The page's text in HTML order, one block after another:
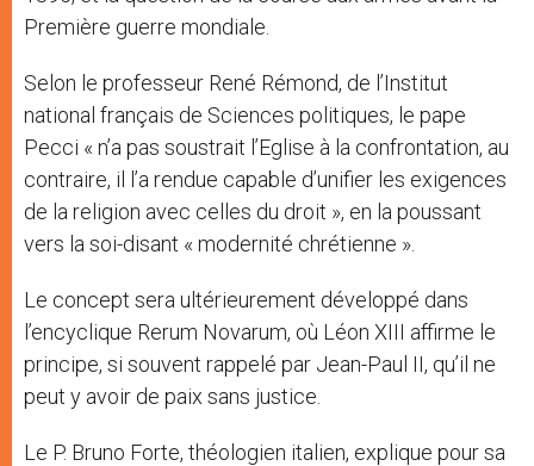
Première guerre mondiale.
Selon le professeur René Rémond, de l’Institut
national français de Sciences politiques, le pape
Pecci « n’a pas soustrait l’Eglise à la confrontation, au
contraire, il l’a rendue capable d’unifier les exigences
de la religion avec celles du droit », en la poussant
vers la soi-disant « modernité chrétienne ».
Le concept sera ultérieurement développé dans
l’encyclique Rerum Novarum, où Léon XIII affirme le
principe, si souvent rappelé par Jean-Paul II, qu’il ne
peut y avoir de paix sans justice.
Le P. Bruno Forte, théologien italien, explique pour sa